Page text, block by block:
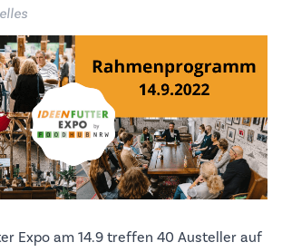
Expo am 14.9 treffen 40 Austeller auf